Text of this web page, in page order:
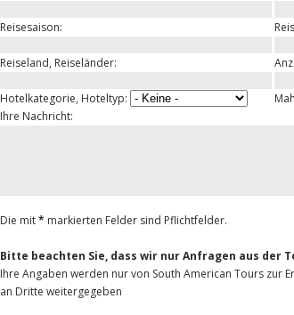
Reisesaison:
Reiseland, Reiseländer:
Hotelkategorie, Hoteltyp:
Ihre Nachricht:
Die mit* markierten Felder sind Pflichtfelder.
Bitte beachten Sie, dass wir nur Anfragen aus der
Ihre Angaben werden nur von South American Tours zur
an Dritte weitergegeben